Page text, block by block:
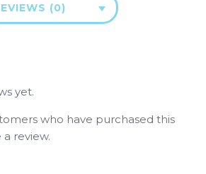
(0)
yet.
who have purchased this
review.